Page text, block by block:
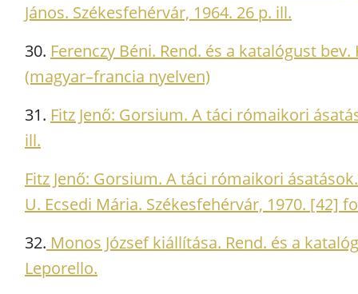
János. Székesfehérvár, 1964. 26 p. ill.
30. Ferenczy Béni. Rend. és a katalógust
(magyar–francia nyelven)
31. Fitz Jenő: Gorsium. A táci rómaikori
ill.
Fitz Jenő: Gorsium. A táci rómaikori
U. Ecsedi Mária. Székesfehérvár, 1970. [42]
32. Monos József kiállítása. Rend. és a
Leporello.